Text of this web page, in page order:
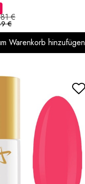
€
€
Warenkorb hinzufügen